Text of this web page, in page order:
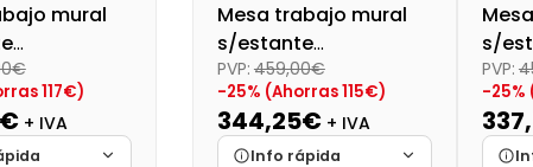
mural
117€)
+ IVA
Mesa trabajo mural
s/estante
desmontado
Dim:900X600X850 Mm
PVP: 459,00€
-25% (Ahorras 115€)
344,25€ + IVA
Info rápida
s/
PVP:
-25%